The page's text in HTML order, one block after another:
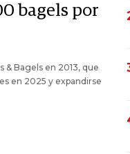
bagels por
& Bagels en 2013, que
en 2025 y expandirse